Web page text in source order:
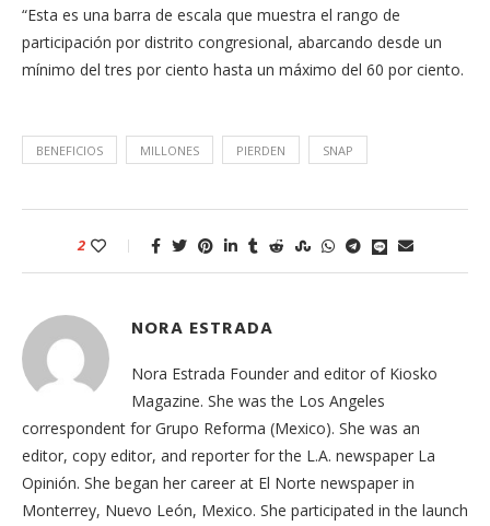
“Esta es una barra de escala que muestra el rango de
participación por distrito congresional, abarcando desde un
mínimo del tres por ciento hasta un máximo del 60 por ciento.
BENEFICIOS MILLONES PIERDEN SNAP
2
NORA ESTRADA
Nora Estrada Founder and editor of Kiosko
Magazine. She was the Los Angeles
correspondent for Grupo Reforma (Mexico). She was an
editor, copy editor, and reporter for the L.A. newspaper La
Opinión. She began her career at El Norte newspaper in
Monterrey, Nuevo León, Mexico. She participated in the launch